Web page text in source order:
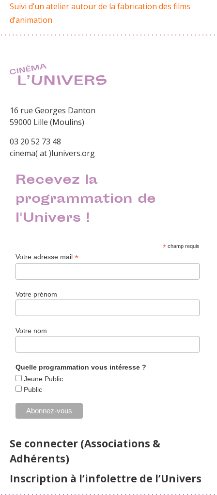
Suivi d’un atelier autour de la fabrication des films
d’animation
16 rue Georges Danton
59000 Lille (Moulins)
03 20 52 73 48
cinema( at )lunivers.org
Recevez la
programmation de
l'Univers !
* champ requis
Votre adresse mail*
Votre prénom
Votre nom
Quelle programmation vous intéresse ?
Jeune Public
Public
Se connecter (Associations &
Adhérents)
Inscription à l’infolettre de l’Univers